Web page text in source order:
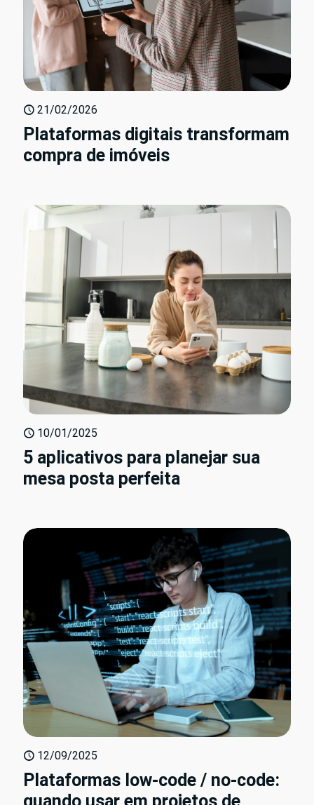
21/02/2026
Plataformas digitais transformam
compra de imóveis
10/01/2025
5 aplicativos para planejar sua
mesa posta perfeita
12/09/2025
Plataformas low-code / no-code: